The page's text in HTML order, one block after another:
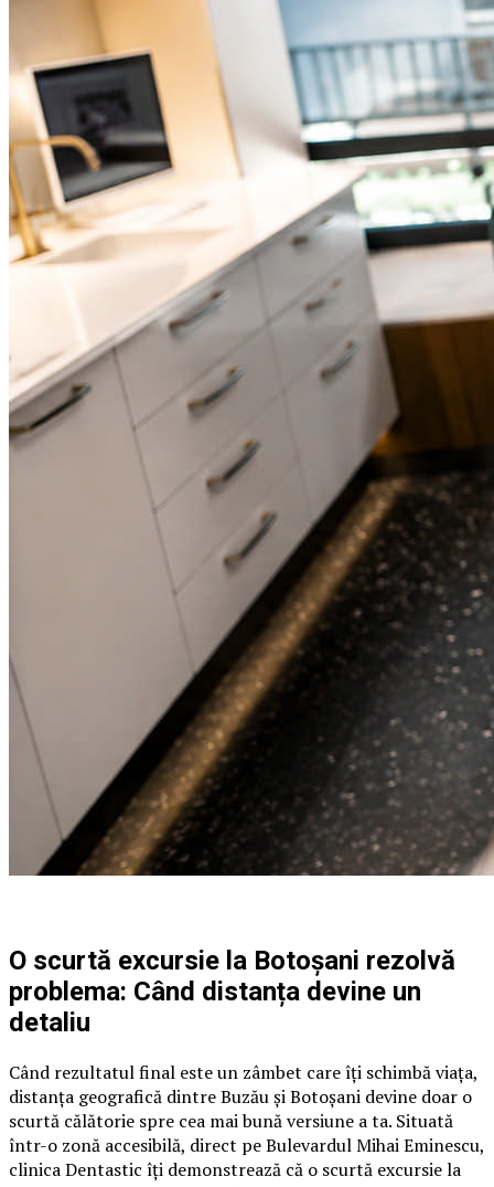
O scurtă excursie la Botoșani rezolvă
problema: Când distanța devine un
detaliu
Când rezultatul final este un zâmbet care îți schimbă viața,
distanța geografică dintre Buzău și Botoșani devine doar o
scurtă călătorie spre cea mai bună versiune a ta. Situată
într-o zonă accesibilă, direct pe Bulevardul Mihai Eminescu,
clinica Dentastic îți demonstrează că o scurtă excursie la